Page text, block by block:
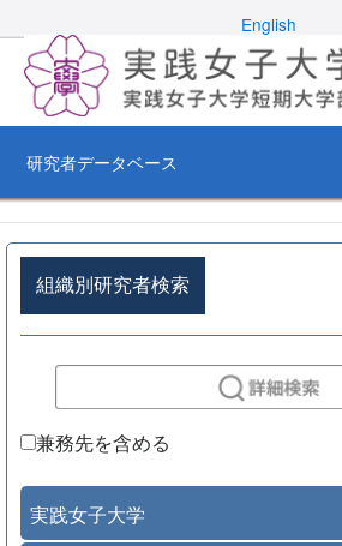
English
研究者データベース
組織別研究者検索
兼務先を含める
実践女子大学